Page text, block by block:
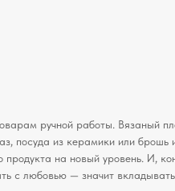
ручной работы. Вязаный
посуда из керамики или брошь
продукта на новый уровень. И,
с любовью — значит